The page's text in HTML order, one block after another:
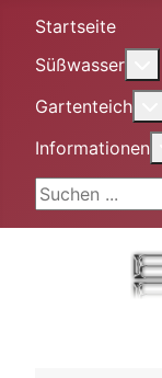
Startseite
Süßwasser
Gartenteich
Informationen
Suchen ...